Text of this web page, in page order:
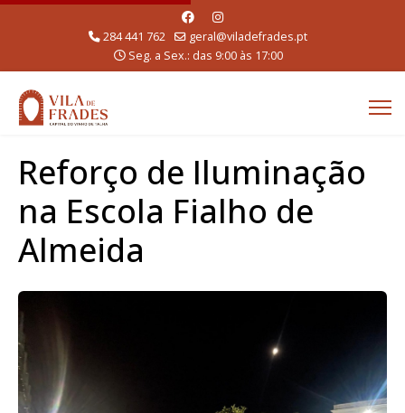
284 441 762
geral@viladefrades.pt
Seg. a Sex.: das 9:00 às 17:00
Reforço de Iluminação
na Escola Fialho de
Almeida